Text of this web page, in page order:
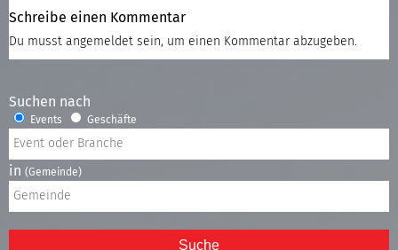
Schreibe einen Kommentar
Du musst angemeldet sein, um einen Kommentar abzugeben.
Suchen nach
Events Geschäfte
in (Gemeinde)
Suche